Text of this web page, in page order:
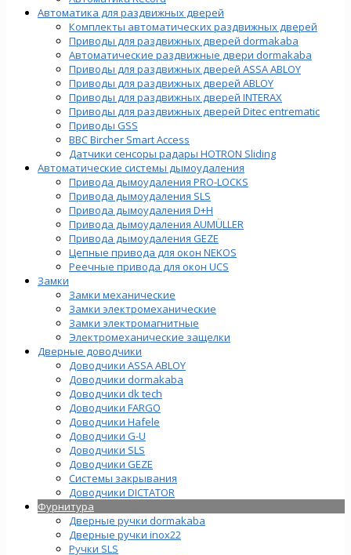
Автоматика для раздвижных дверей
Комплекты автоматических раздвижных дверей
Приводы для раздвижных дверей dormakaba
Автоматические раздвижные двери dormakaba
Приводы для раздвижных дверей ASSA ABLOY
Приводы для раздвижных дверей ABLOY
Приводы для раздвижных дверей INTERAX
Приводы для раздвижных дверей Ditec entrematic
Приводы GSS
BBC Bircher Smart Access
Датчики сенсоры радары HOTRON Sliding
Автоматические системы дымоудаления
Привода дымоудаления PRO-LOCKS
Привода дымоудаления SLS
Привода дымоудаления D+H
Привода дымоудаления AUMÜLLER
Привода дымоудаления GEZE
Цепные привода для окон NEKOS
Реечные привода для окон UСS
Замки
Замки механические
Замки электромеханические
Замки электромагнитные
Электромеханические защелки
Дверные доводчики
Доводчики ASSA ABLOY
Доводчики dormakaba
Доводчики dk tech
Доводчики FARGO
Доводчики Hafele
Доводчики G-U
Доводчики SLS
Доводчики GEZE
Cистемы закрывания
Доводчики DICTATOR
Фурнитура
Дверные ручки dormakaba
Дверные ручки inox22
Ручки SLS